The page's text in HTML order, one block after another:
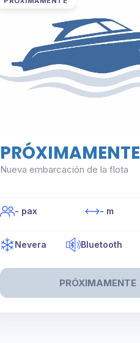
PRÓXIMAMENTE
Nueva embarcación de la flota
- pax - m
Nevera Bluetooth
PRÓXIMAMENTE